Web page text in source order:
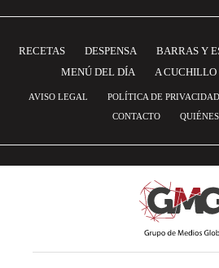
RECETAS DESPENSA BARRAS Y
MENÚ DEL DÍA
A CUCHILLO
AVISO LEGAL POLÍTICA DE PRIVACIDAD
CONTACTO